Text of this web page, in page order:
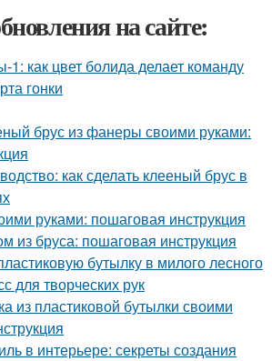
на сайте:
как цвет болида делает команду
гонки
брус из фанеры своими руками:
как сделать клееный брус в
руками: пошаговая инструкция
из бруса: пошаговая инструкция
бутылку в милого лесного
для творческих рук
из пластиковой бутылки своими
в интерьере: секреты создания